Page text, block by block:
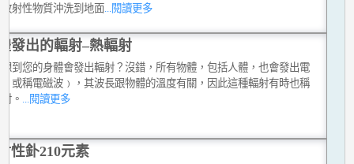
射性物質沖洗到地面...閱讀更多
發出的輻射–熱輻射
到您的身體會發出輻射？沒錯，所有物體，包括人體，也會發出電
或稱電磁波﹚，其波長跟物體的溫度有關，因此這種輻射有時也稱
。
...閱讀更多
性釙210元素